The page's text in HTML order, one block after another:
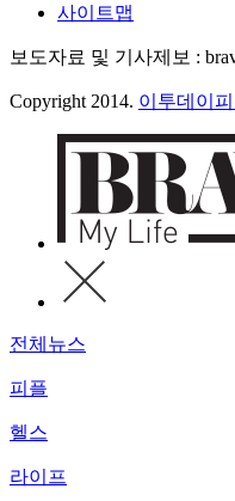
사이트맵
보도자료 및 기사제보 :
Copyright 2014. 이투데이피
전체뉴스
피플
헬스
라이프